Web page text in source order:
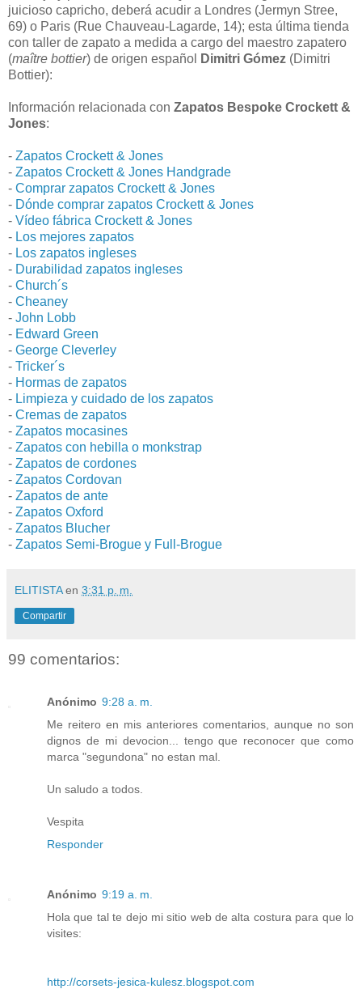
juicioso capricho, deberá acudir a Londres (Jermyn Stree,
69) o Paris (Rue Chauveau-Lagarde, 14); esta última tienda
con taller de zapato a medida a cargo del maestro zapatero
(maître bottier) de origen español Dimitri Gómez (Dimitri
Bottier):
Información relacionada con Zapatos Bespoke Crockett &
Jones:
- Zapatos Crockett & Jones
- Zapatos Crockett & Jones Handgrade
- Comprar zapatos Crockett & Jones
- Dónde comprar zapatos Crockett & Jones
- Vídeo fábrica Crockett & Jones
- Los mejores zapatos
- Los zapatos ingleses
- Durabilidad zapatos ingleses
- Church´s
- Cheaney
- John Lobb
- Edward Green
- George Cleverley
- Tricker´s
- Hormas de zapatos
- Limpieza y cuidado de los zapatos
- Cremas de zapatos
- Zapatos mocasines
- Zapatos con hebilla o monkstrap
- Zapatos de cordones
- Zapatos Cordovan
- Zapatos de ante
- Zapatos Oxford
- Zapatos Blucher
- Zapatos Semi-Brogue y Full-Brogue
ELITISTA en 3:31 p. m.
Compartir
99 comentarios:
Anónimo 9:28 a. m.
Me reitero en mis anteriores comentarios, aunque no son
dignos de mi devocion... tengo que reconocer que como
marca "segundona" no estan mal.
Un saludo a todos.
Vespita
Responder
Anónimo 9:19 a. m.
Hola que tal te dejo mi sitio web de alta costura para que lo
visites:
http://corsets-jesica-kulesz.blogspot.com